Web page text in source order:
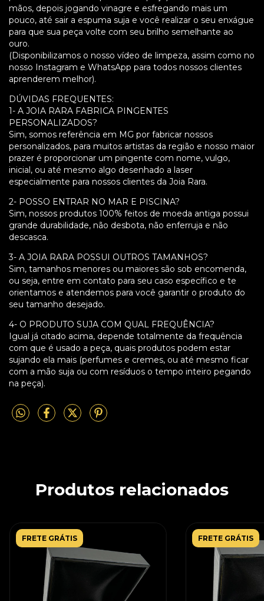
mãos, depois jogando vinagre e esfregando mais um
pouco, até sair a espuma suja e você realizar o seu enxágue
para que sua peça volte com seu brilho semelhante ao
ouro.
(Disponibilizamos o nosso vídeo de limpeza, assim como no
nosso Instagram e WhatsApp para todos nossos clientes
aprenderem melhor).
DÚVIDAS FREQUENTES:
1- A JOIA RARA FABRICA PINGENTES
PERSONALIZADOS?
Sim, somos referência em MG por fabricar nossos
personalizados, para muitos artistas da região e nosso maior
prazer é proporcionar um pingente com nome, vulgo,
inicial, ou até mesmo algo desenhado a laser
especialmente para nossos clientes da Joia Rara.
2- POSSO ENTRAR NO MAR E PISCINA?
Sim, nossos produtos 100% feitos de moeda antiga possui
grande durabilidade, não desbota, não enferruja e não
descasca.
3- A JOIA RARA POSSUI OUTROS TAMANHOS?
Sim, tamanhos menores ou maiores são sob encomenda,
ou seja, entre em contato para seu caso específico e te
orientamos e atendemos para você garantir o produto do
seu tamanho desejado.
4- O PRODUTO SUJA COM QUAL FREQUÊNCIA?
Igual já citado acima, depende totalmente da frequência
com que é usado a peça, quais produtos podem estar
sujando ela mais (perfumes e cremes, ou até mesmo ficar
com a mão suja ou com resíduos o tempo inteiro pegando
na peça).
Produtos relacionados
FRETE GRÁTIS FRETE GRÁTIS